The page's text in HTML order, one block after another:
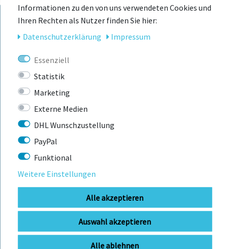
KONTAKT
BIKEBOX GmbH
Stuttgarter Str. 72 78628 Rottweil-
Neufra
OFFNUNGSZEITEN
Mo - Fr
Informationen zu den von uns verwendeten Cookies und
Ihren Rechten als Nutzer finden Sie hier:
Daten­schutz­erklärung
Impressum
Essenziell
Statistik
Marketing
Externe Medien
DHL Wunschzustellung
PayPal
Funktional
Weitere Einstellungen
Alle akzeptieren
Auswahl akzeptieren
Alle ablehnen